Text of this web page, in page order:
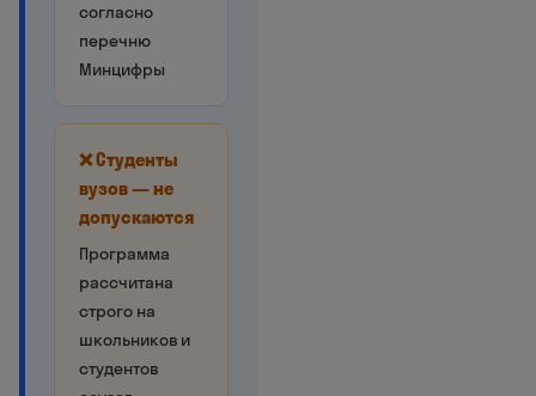
согласно
перечню
Минцифры
❌ Студенты
вузов — не
допускаются
Программа
рассчитана
строго на
школьников и
студентов